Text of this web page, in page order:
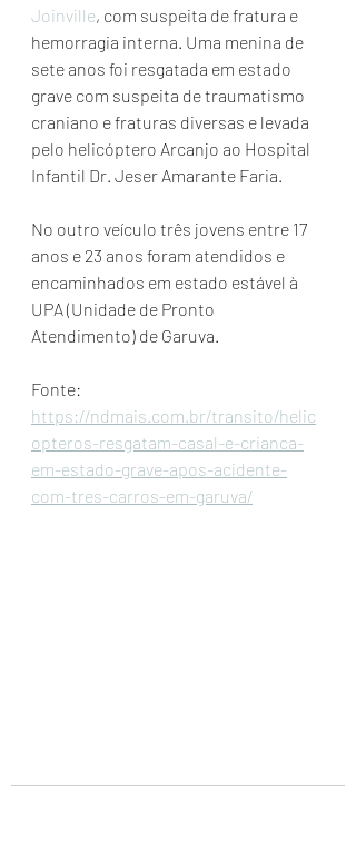
Joinville, com suspeita de fratura e
hemorragia interna. Uma menina de
sete anos foi resgatada em estado
grave com suspeita de traumatismo
craniano e fraturas diversas e levada
pelo helicóptero Arcanjo ao Hospital
Infantil Dr. Jeser Amarante Faria.
No outro veículo três jovens entre 17
anos e 23 anos foram atendidos e
encaminhados em estado estável à
UPA (Unidade de Pronto
Atendimento) de Garuva.
Fonte:
https://ndmais.com.br/transito/helic
opteros-resgatam-casal-e-crianca-
em-estado-grave-apos-acidente-
com-tres-carros-em-garuva/